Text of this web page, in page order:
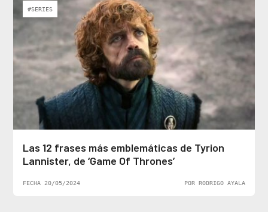
#SERIES
Las 12 frases más emblemáticas de Tyrion
Lannister, de ‘Game Of Thrones’
FECHA 20/05/2024 POR RODRIGO AYALA